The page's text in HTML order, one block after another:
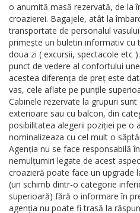
o anumită masă rezervată, de la
croazierei. Bagajele, atât la
transportate de personalul
primește un buletin informativ cu
doua zi ( excursii, spectacole etc
punct de vedere al confortului
acestea diferența de preț este
vas, cele aflate pe punțile
Cabinele rezervate la grupuri
exterioare sau cu balcon, din
posibilitatea alegerii poziției pe o
nominalizeaza cu cel mult o
Agenția nu se face responsabilă
nemulțumiri legate de acest
croazieră poate face un upgrade
(un schimb dintr-o categorie
superioară) fără o informare în
agenția nu poate fi trasă la